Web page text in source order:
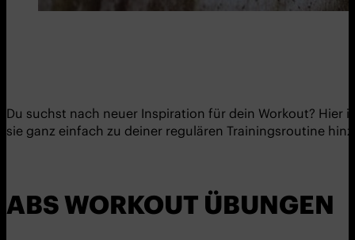
Du suchst nach neuer Inspiration für dein Workout? Hier
sie ganz einfach zu deiner regulären Trainingsroutine
ABS WORKOUT ÜBUNGEN